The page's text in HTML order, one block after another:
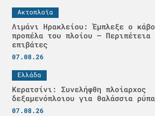
Ακτοπλοϊα
Λιμάνι Ηρακλείου: Έμπλεξε ο
προπέλα του πλοίου – Περιπέτεια
επιβάτες
07.08.26
Ελλάδα
Κερατσίνι: Συνελήφθη πλοίαρχος
δεξαμενόπλοιου για θαλάσσια
07.08.26